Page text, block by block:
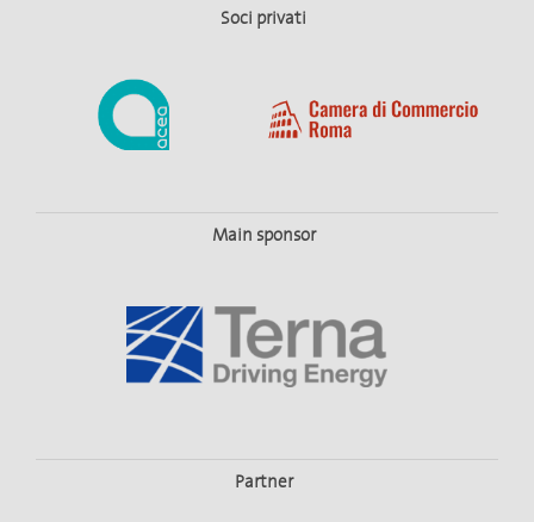
Soci privati
Main sponsor
Partner